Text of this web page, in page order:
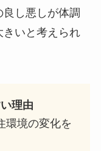
し悪しが体調
いと考えられ
理由
環境の変化を